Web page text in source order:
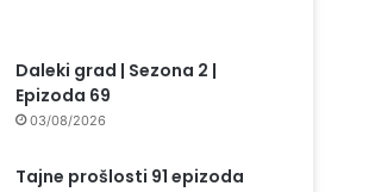
Daleki grad | Sezona 2 |
Epizoda 69
03/08/2026
Tajne prošlosti 91 epizoda